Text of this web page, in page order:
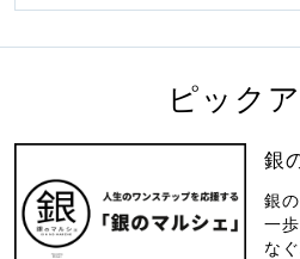
ピック
銀
銀
一
な